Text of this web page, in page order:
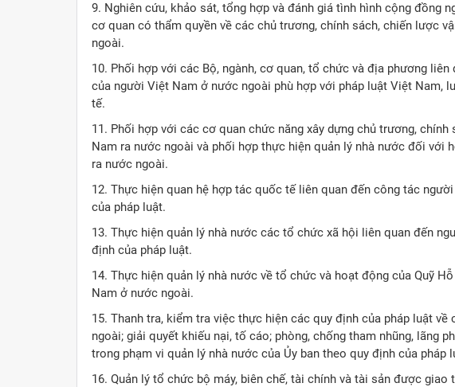
9. Nghiên cứu, khảo sát, tổng hợp và đánh giá tình hình cộng đồng
cơ quan có thẩm quyền về các chủ trương, chính sách, chiến lược
ngoài.
10. Phối hợp với các Bộ, ngành, cơ quan, tổ chức và địa phương
của người Việt Nam ở nước ngoài phù hợp với pháp luật Việt Nam,
tế.
11. Phối hợp với các cơ quan chức năng xây dựng chủ trương,
Nam ra nước ngoài và phối hợp thực hiện quản lý nhà nước đối với
ra nước ngoài.
12. Thực hiện quan hệ hợp tác quốc tế liên quan đến công tác
của pháp luật.
13. Thực hiện quản lý nhà nước các tổ chức xã hội liên quan đến
định của pháp luật.
14. Thực hiện quản lý nhà nước về tổ chức và hoạt động của Quỹ
Nam ở nước ngoài.
15. Thanh tra, kiểm tra việc thực hiện các quy định của pháp luật
ngoài; giải quyết khiếu nại, tố cáo; phòng, chống tham nhũng, lãng
trong phạm vi quản lý nhà nước của Ủy ban theo quy định của pháp
16. Quản lý tổ chức bộ máy, biên chế, tài chính và tài sản được giao